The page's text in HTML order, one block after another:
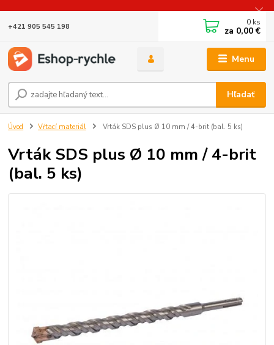
Menu
Hľadať
+421 905 545 198 0 ks
za 0,00 €
Úvod Vŕtací materiál Vrták SDS plus Ø 10 mm / 4-brit (bal. 5 ks)
Vrták SDS plus Ø 10 mm / 4-brit
(bal. 5 ks)